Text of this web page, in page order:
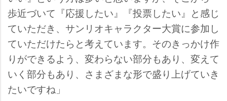
歩近づいて『応援したい』『投票したい』と感じ
ていただき、サンリオキャラクター大賞に参加し
ていただけたらと考えています。そのきっかけ作
りができるよう、変わらない部分もあり、変えて
いく部分もあり、さまざまな形で盛り上げていき
たいですね」